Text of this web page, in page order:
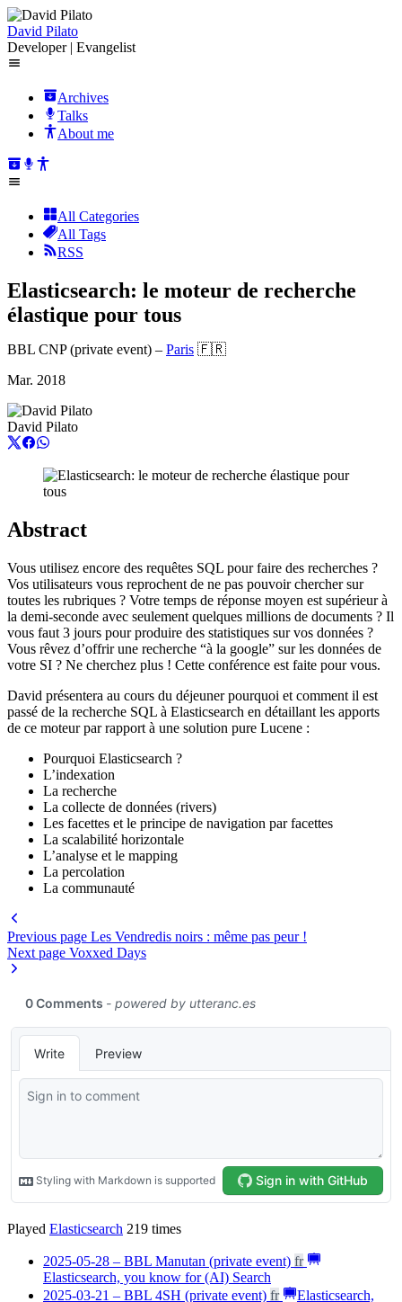
David Pilato
Developer | Evangelist
Archives
Talks
About me
All Categories
All Tags
RSS
Elasticsearch: le moteur de recherche
élastique pour tous
BBL CNP (private event) – Paris 🇫🇷
Mar. 2018
David Pilato
Abstract
Vous utilisez encore des requêtes SQL pour faire des recherches ?
Vos utilisateurs vous reprochent de ne pas pouvoir chercher sur
toutes les rubriques ? Votre temps de réponse moyen est supérieur à
la demi-seconde avec seulement quelques millions de documents ? Il
vous faut 3 jours pour produire des statistiques sur vos données ?
Vous rêvez d’offrir une recherche “à la google” sur les données de
votre SI ? Ne cherchez plus ! Cette conférence est faite pour vous.
David présentera au cours du déjeuner pourquoi et comment il est
passé de la recherche SQL à Elasticsearch en détaillant les apports
de ce moteur par rapport à une solution pure Lucene :
Pourquoi Elasticsearch ?
L’indexation
La recherche
La collecte de données (rivers)
Les facettes et le principe de navigation par facettes
La scalabilité horizontale
L’analyse et le mapping
La percolation
La communauté
Previous page Les Vendredis noirs : même pas peur !
Next page Voxxed Days
Played Elasticsearch 219 times
2025-05-28 – BBL Manutan (private event) fr
Elasticsearch, you know for (AI) Search
2025-03-21 – BBL 4SH (private event) fr
Elasticsearch,